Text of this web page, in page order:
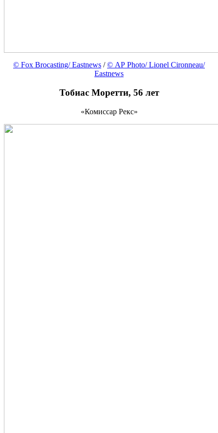
© Fox Brocasting/ Eastnews /© AP Photo/ Lionel Cironneau/
Eastnews
Тобиас Моретти, 56 лет
«Комиссар Рекс»